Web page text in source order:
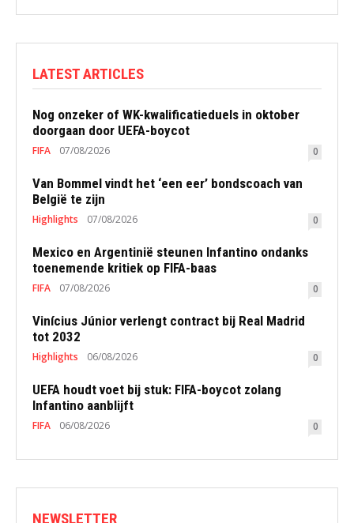
LATEST ARTICLES
Nog onzeker of WK-kwalificatieduels in oktober
doorgaan door UEFA-boycot
FIFA 07/08/2026 0
Van Bommel vindt het ‘een eer’ bondscoach van
België te zijn
Highlights 07/08/2026 0
Mexico en Argentinië steunen Infantino ondanks
toenemende kritiek op FIFA-baas
FIFA 07/08/2026 0
Vinícius Júnior verlengt contract bij Real Madrid
tot 2032
Highlights 06/08/2026 0
UEFA houdt voet bij stuk: FIFA-boycot zolang
Infantino aanblijft
FIFA 06/08/2026 0
NEWSLETTER